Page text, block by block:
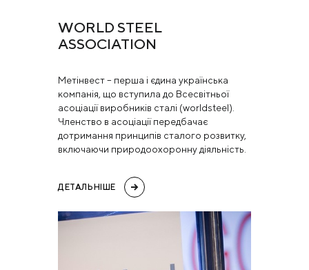
WORLD STEEL
ASSOCIATION
Метінвест – перша і єдина українська
компанія, що вступила до Всесвітньої
асоціації виробників сталі (worldsteel).
Членство в асоціації передбачає
дотримання принципів сталого розвитку,
включаючи природоохоронну діяльність.
ДЕТАЛЬНІШЕ